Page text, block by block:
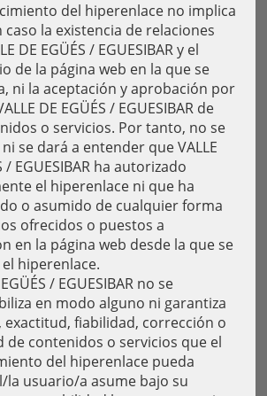
del hiperenlace no implica
caso la existencia de relaciones
DE EGÜÉS / EGUESIBAR y el
de la página web en la que se
ni la aceptación y aprobación por
DE EGÜÉS / EGUESIBAR de
o servicios. Por tanto, no se
se dará a entender que VALLE
/ EGUESIBAR ha autorizado
el hiperenlace ni que ha
o asumido de cualquier forma
ofrecidos o puestos a
en la página web desde la que se
hiperenlace.
/ EGUESIBAR no se
en modo alguno ni garantiza
exactitud, fiabilidad, corrección o
de contenidos o servicios que el
del hiperenlace pueda
la usuario/a asume bajo su